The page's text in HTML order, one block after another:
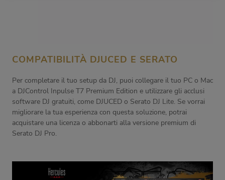
COMPATIBILITÀ DJUCED E SERATO
Per completare il tuo setup da DJ, puoi collegare il tuo PC o Mac
a DJControl Inpulse T7 Premium Edition e utilizzare gli acclusi
software DJ gratuiti, come DJUCED o Serato DJ Lite. Se vorrai
migliorare la tua esperienza con questa soluzione, potrai
acquistare una licenza o abbonarti alla versione premium di
Serato DJ Pro.